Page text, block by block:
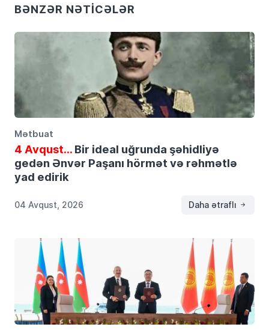
BƏNZƏR NƏTICƏLƏR
Mətbuat
4 Avqust…Bir ideal uğrunda şəhidliyə
gedən Ənvər Paşanı hörmət və rəhmətlə
yad edirik
04 Avqust, 2026 Daha ətraflı